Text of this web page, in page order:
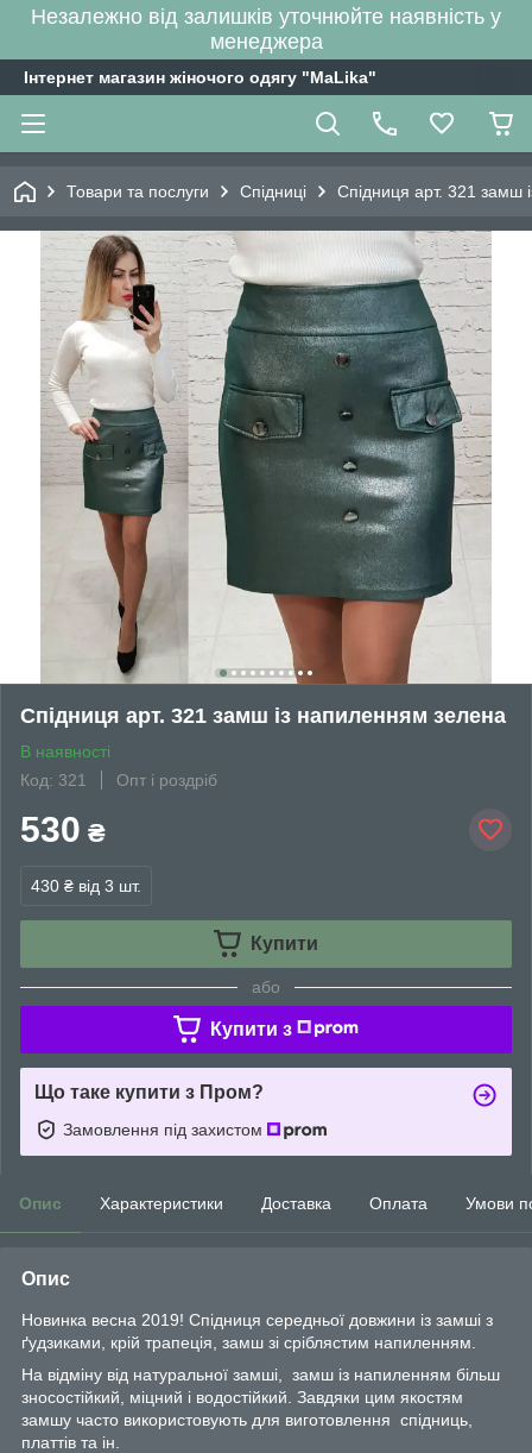
Незалежно від залишків уточнюйте наявність у
менеджера
Інтернет магазин жіночого одягу "MaLika"
Товари та послуги Спідниці Спідниця арт. 321 замш
Спідниця арт. 321 замш із напиленням зелена
В наявності
Код: 321
Опт і роздріб
530 ₴
430 ₴ від 3 шт.
Купити
або
Купити з
Що таке купити з Пром?
Замовлення під захистом
Опис Характеристики Доставка Оплата Умови
Опис
Новинка весна 2019! Спідниця середньої довжини із замші з
ґудзиками, крій трапеція, замш зі сріблястим напиленням.
На відміну від натуральної замші, замш із напиленням більш
зносостійкий, міцний і водостійкий. Завдяки цим якостям
замшу часто використовують для виготовлення спідниць,
платтів та ін.